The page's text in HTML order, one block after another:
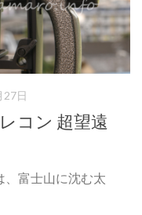
27日
コン 超望遠
、富士山に沈む太